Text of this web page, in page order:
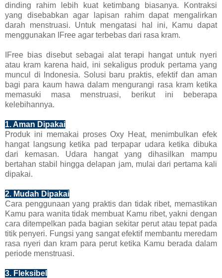
dinding rahim lebih kuat ketimbang biasanya. Kontraksi
yang disebabkan agar lapisan rahim dapat mengalirkan
darah menstruasi. Untuk mengatasi hal ini, Kamu dapat
menggunakan IFree agar terbebas dari rasa kram.
IFree bias disebut sebagai alat terapi hangat untuk nyeri
atau kram karena haid, ini sekaligus produk pertama yang
muncul di Indonesia. Solusi baru praktis, efektif dan aman
bagi para kaum hawa dalam mengurangi rasa kram ketika
memasuki masa menstruasi, berikut ini beberapa
kelebihannya.
1. Aman Dipakai
Produk ini memakai proses Oxy Heat, menimbulkan efek
hangat langsung ketika pad terpapar udara ketika dibuka
dari kemasan. Udara hangat yang dihasilkan mampu
bertahan stabil hingga delapan jam, mulai dari pertama kali
dipakai.
2. Mudah Dipakai
Cara penggunaan yang praktis dan tidak ribet, memastikan
Kamu para wanita tidak membuat Kamu ribet, yakni dengan
cara ditempelkan pada bagian sekitar perut atau tepat pada
titik penyeri. Fungsi yang sangat efektif membantu meredam
rasa nyeri dan kram para perut ketika Kamu berada dalam
periode menstruasi.
3. Fleksibel